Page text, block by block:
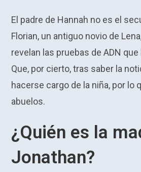
El padre de Hannah no es el
Florian, un antiguo novio de
revelan las pruebas de ADN
Que, por cierto, tras saber la
hacerse cargo de la niña, por lo
abuelos.
¿Quién es la
Jonathan?